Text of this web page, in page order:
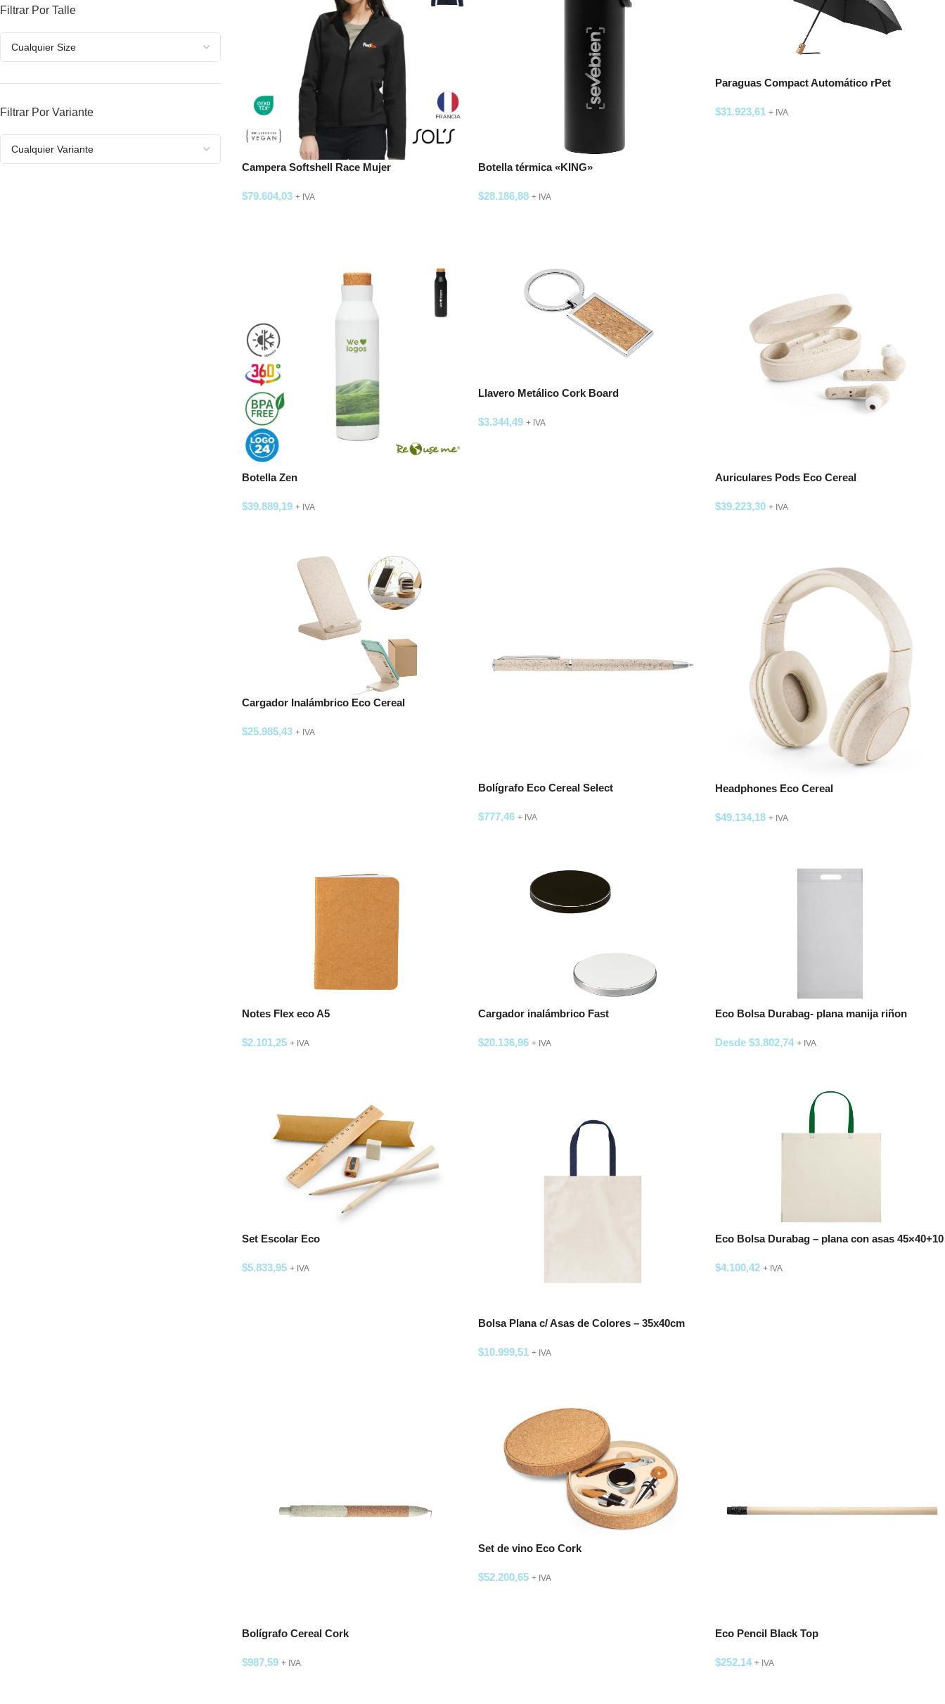
Filtrar Por Talle
Filtrar Por Variante
Campera Softshell Race Mujer
$79.604,03 + IVA
Botella térmica «KING»
$28.186,88 + IVA
Paraguas Compact Automático rPet
$31.923,61 + IVA
Botella Zen
$39.889,19 + IVA
Llavero Metálico Cork Board
$3.344,49 + IVA
Auriculares Pods Eco Cereal
$39.223,30 + IVA
Cargador Inalámbrico Eco Cereal
$25.985,43 + IVA
Bolígrafo Eco Cereal Select
$777,46 + IVA
Headphones Eco Cereal
$49.134,18 + IVA
Notes Flex eco A5
$2.101,25 + IVA
Cargador inalámbrico Fast
$20.136,96 + IVA
Eco Bolsa Durabag- plana manija riñon
Desde$3.802,74 + IVA
Set Escolar Eco
$5.833,95 + IVA
Bolsa Plana c/ Asas de Colores – 35x40cm
$10.999,51 + IVA
Eco Bolsa Durabag – plana con asas 45×40+10
$4.100,42 + IVA
Bolígrafo Cereal Cork
$987,59 + IVA
Set de vino Eco Cork
$52.200,65 + IVA
Eco Pencil Black Top
$252,14 + IVA